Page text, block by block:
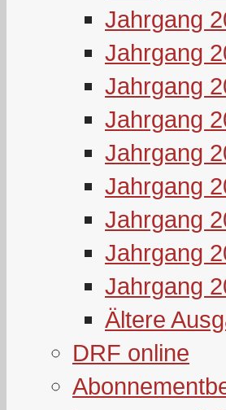
Jahrgang
Jahrgang
Jahrgang
Jahrgang
Jahrgang
Jahrgang
Jahrgang
Jahrgang
Jahrgang
Ältere
DRF online